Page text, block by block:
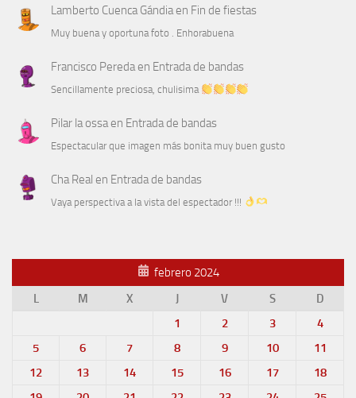
Lamberto Cuenca Gándiaen Fin de fiestas
Muy buena y oportuna foto . Enhorabuena
Francisco Peredaen Entrada de bandas
Sencillamente preciosa, chulisima
Pilar la ossaen Entrada de bandas
Espectacular que imagen más bonita muy buen gusto
Cha Real en Entrada de bandas
Vaya perspectiva a la vista del espectador !!!
febrero 2024
L
M X J V S
D
1
2 3
4
5
6 7 8 9 10
11
12
13 14 15 16 17
18